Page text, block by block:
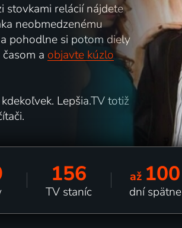
stovkami relácií nájdete
neobmedzenému
pohodlne si potom diely
a objavte kúzlo
Lepšia.TV totiž
156
TV staníc
až 100
dní spätne